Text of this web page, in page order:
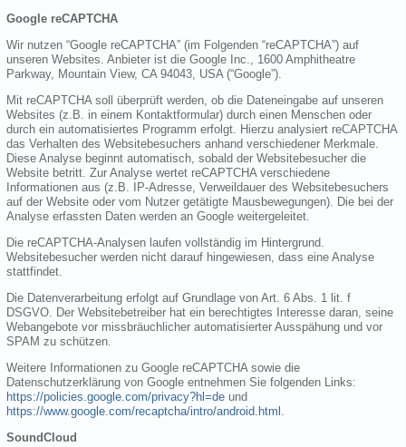
Google reCAPTCHA
Wir nutzen “Google reCAPTCHA” (im Folgenden “reCAPTCHA”) auf
unseren Websites. Anbieter ist die Google Inc., 1600 Amphitheatre
Parkway, Mountain View, CA 94043, USA (“Google”).
Mit reCAPTCHA soll überprüft werden, ob die Dateneingabe auf unseren
Websites (z.B. in einem Kontaktformular) durch einen Menschen oder
durch ein automatisiertes Programm erfolgt. Hierzu analysiert reCAPTCHA
das Verhalten des Websitebesuchers anhand verschiedener Merkmale.
Diese Analyse beginnt automatisch, sobald der Websitebesucher die
Website betritt. Zur Analyse wertet reCAPTCHA verschiedene
Informationen aus (z.B. IP-Adresse, Verweildauer des Websitebesuchers
auf der Website oder vom Nutzer getätigte Mausbewegungen). Die bei der
Analyse erfassten Daten werden an Google weitergeleitet.
Die reCAPTCHA-Analysen laufen vollständig im Hintergrund.
Websitebesucher werden nicht darauf hingewiesen, dass eine Analyse
stattfindet.
Die Datenverarbeitung erfolgt auf Grundlage von Art. 6 Abs. 1 lit. f
DSGVO. Der Websitebetreiber hat ein berechtigtes Interesse daran, seine
Webangebote vor missbräuchlicher automatisierter Ausspähung und vor
SPAM zu schützen.
Weitere Informationen zu Google reCAPTCHA sowie die
Datenschutzerklärung von Google entnehmen Sie folgenden Links:
https://policies.google.com/privacy?hl=de und
https://www.google.com/recaptcha/intro/android.html
SoundCloud